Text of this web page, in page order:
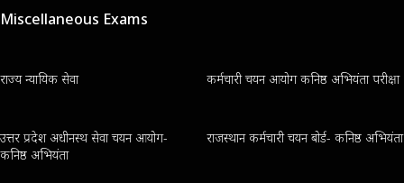
Miscellaneous Exams
राज्य न्यायिक सेवा कर्मचारी चयन आयोग कनिष्ठ अभियंता परीक्षा
उत्तर प्रदेश अधीनस्थ सेवा चयन आयोग-
कनिष्ठ अभियंता
राजस्थान कर्मचारी चयन बोर्ड- कनिष्ठ अभियंता